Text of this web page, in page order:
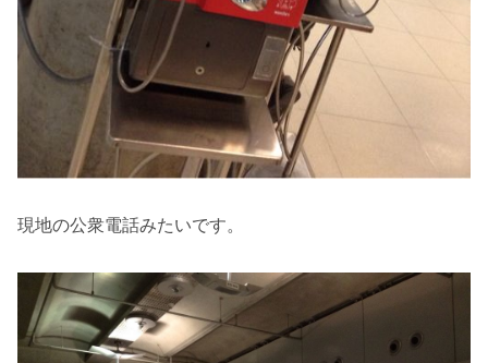
現地の公衆電話みたいです。